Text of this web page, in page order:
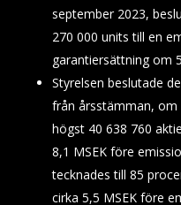
september 2023,
270 000 units till en
garantiersättning om
Styrelsen beslutade
från årsstämman,
högst 40 638 760
8,1 MSEK före
tecknades till 85
cirka 5,5 MSEK före